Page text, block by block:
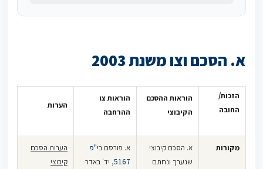
א. הסכם וצו משנת 2003
הזכות/
החובה
הוראות ההסכם
הקיבוצי
הוראות צו
ההרחבה
הערות
מקורות
א. הסכם קיבוצי
שנערך ונחתם
א. פורסם בי"פ
5167, יד' באדר
הערות הסכם
קיבוצי